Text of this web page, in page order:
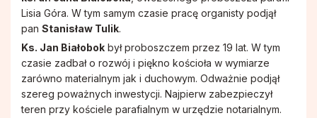
Lisia Góra. W tym samym czasie pracę organisty podjął
pan Stanisław Tulik.
Ks. Jan Białobok był proboszczem przez 19 lat. W tym
czasie zadbał o rozwój i piękno kościoła w wymiarze
zarówno materialnym jak i duchowym. Odważnie podjął
szereg poważnych inwestycji. Najpierw zabezpieczył
teren przy kościele parafialnym w urzędzie notarialnym.